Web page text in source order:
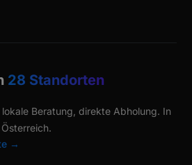
28 Standorten
Beratung, direkte Abholung. In
→